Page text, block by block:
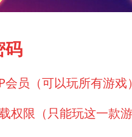
码
会员（可以玩所有游
权限（只能玩这一款